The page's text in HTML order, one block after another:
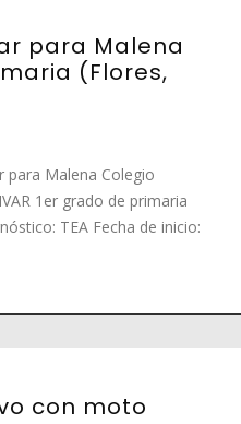
para Malena
(Flores,
para Malena Colegio
1er grado de primaria
TEA Fecha de inicio:
con moto